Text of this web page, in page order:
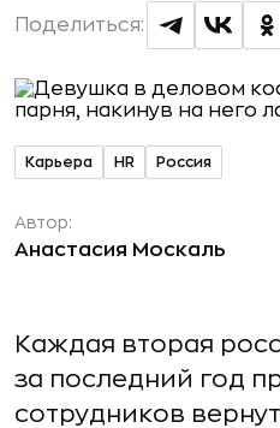
Поделиться:
Карьера HR Россия
Автор:
Анастасия Москаль
Каждая вторая
за последний год
сотрудников